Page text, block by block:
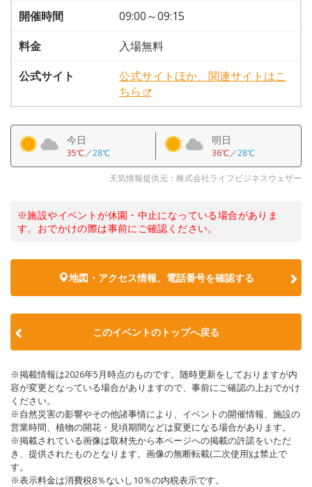
開催時間
09:00～09:15
料金
入場無料
公式サイト
公式サイトほか、関連サイトはこ
ちら
今日
35℃／28℃
明日
36℃／28℃
天気情報提供元：株式会社ライフビジネスウェザー
※施設やイベントが休園・中止になっている場合がありま
す。おでかけの際は事前にご確認ください。
地図・アクセス情報、電話番号を確認する
このイベントのトップへ戻る
※掲載情報は2026年5月時点のものです。随時更新をしておりますが内
容が変更となっている場合がありますので、事前にご確認の上おでかけ
ください。
※自然災害の影響やその他諸事情により、イベントの開催情報、施設の
営業時間、植物の開花・見頃期間などは変更になる場合があります。
※掲載されている画像は取材先から本ページへの掲載の許諾をいただ
き、提供されたものとなります。画像の無断転載(二次使用)は禁止で
す。
※表示料金は消費税8％ないし10％の内税表示です。